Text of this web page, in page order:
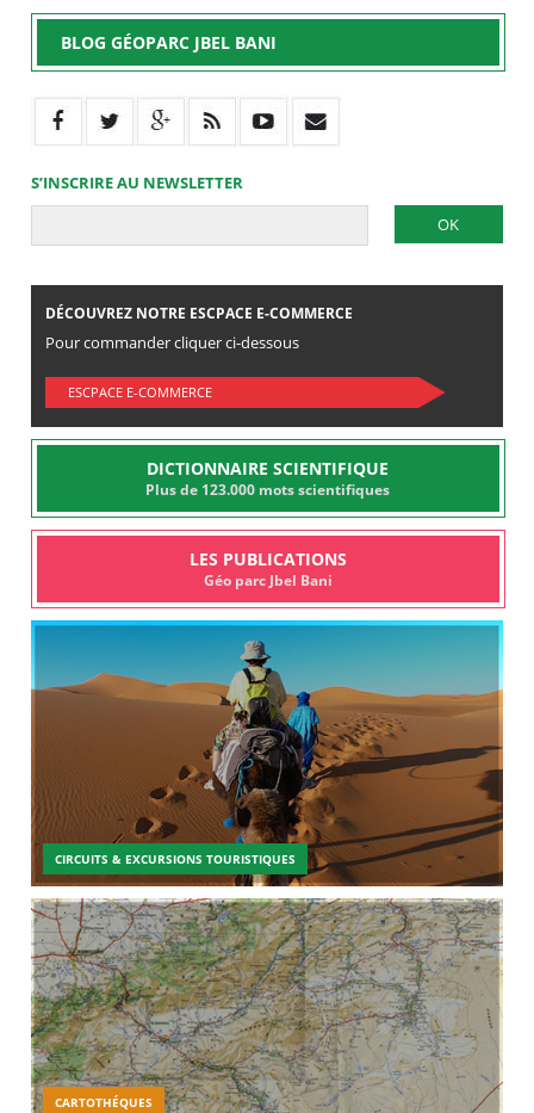
BLOG GÉOPARC JBEL BANI
S’INSCRIRE AU NEWSLETTER
DÉCOUVREZ NOTRE ESCPACE E-COMMERCE
Pour commander cliquer ci-dessous
ESCPACE E-COMMERCE
DICTIONNAIRE SCIENTIFIQUE
Plus de 123.000 mots scientifiques
LES PUBLICATIONS
Géo parc Jbel Bani
CIRCUITS & EXCURSIONS TOURISTIQUES
CARTOTHÉQUES